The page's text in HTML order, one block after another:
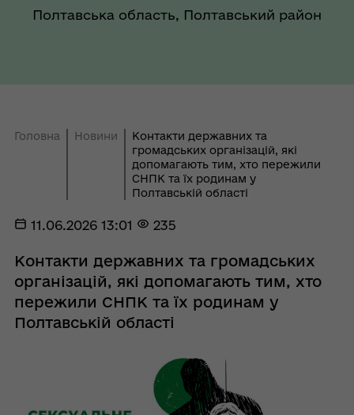
Полтавська область, Полтавський район
Головна Новини
Контакти державних та
громадських організацій, які
допомагають тим, хто пережили
СНПК та їх родинам у
Полтавській області
11.06.2026 13:01 235
Контакти державних та громадських
організацій, які допомагають тим, хто
пережили СНПК та їх родинам у
Полтавській області